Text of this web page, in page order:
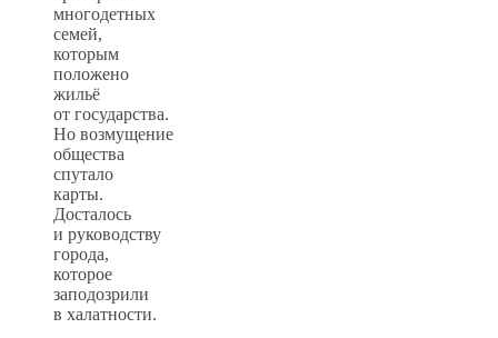
многодетных
семей,
которым
положено
жильё
от государства.
Но возмущение
общества
спутало
карты.
Досталось
и руководству
города,
которое
заподозрили
в халатности.